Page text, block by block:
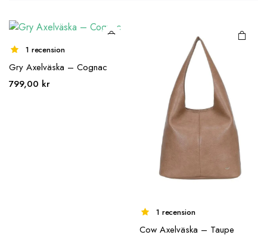
1 recension
Gry Axelväska – Cognac
799,00 kr
1 recension
Cow Axelväska – Taupe